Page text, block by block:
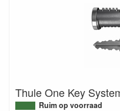
Thule One Key
Ruim op voorraad